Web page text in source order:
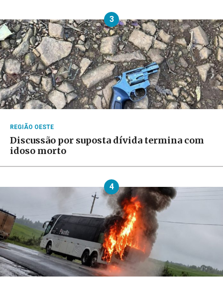
3
REGIÃO OESTE
Discussão por suposta dívida termina com
idoso morto
4